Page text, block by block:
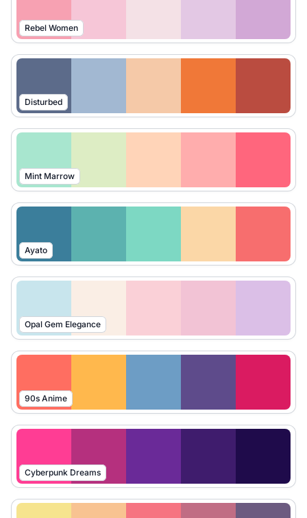
Rebel Women
Disturbed
Mint Marrow
Ayato
Opal Gem Elegance
90s Anime
Cyberpunk Dreams